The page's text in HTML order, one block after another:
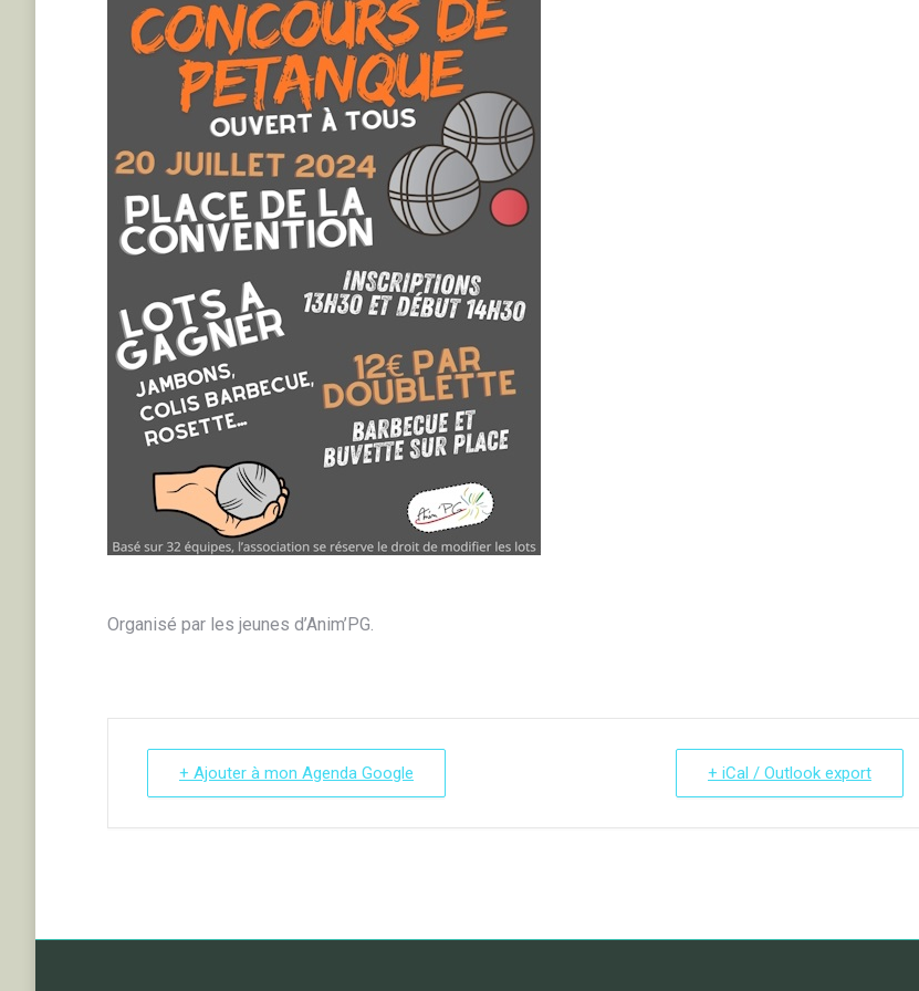
Organisé par les jeunes d’Anim’PG.
+ Ajouter à mon Agenda Google + iCal / Outlook export